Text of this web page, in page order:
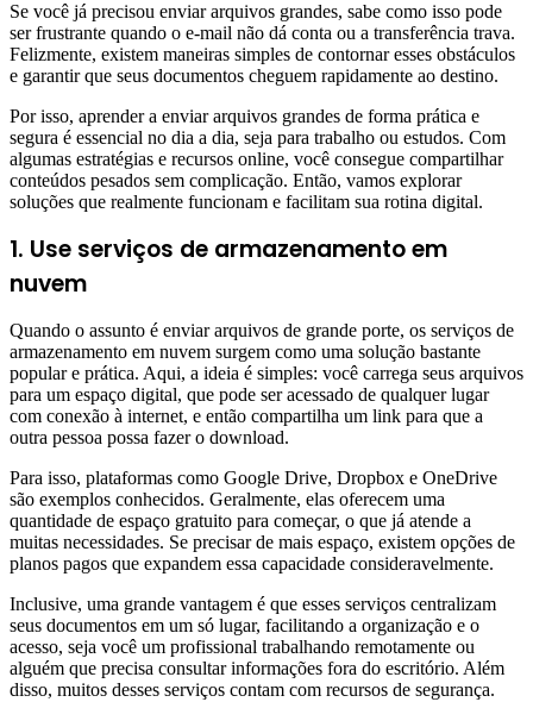
Se você já precisou enviar arquivos grandes, sabe como isso pode
ser frustrante quando o e-mail não dá conta ou a transferência trava.
Felizmente, existem maneiras simples de contornar esses obstáculos
e garantir que seus documentos cheguem rapidamente ao destino.
Por isso, aprender a enviar arquivos grandes de forma prática e
segura é essencial no dia a dia, seja para trabalho ou estudos. Com
algumas estratégias e recursos online, você consegue compartilhar
conteúdos pesados sem complicação. Então, vamos explorar
soluções que realmente funcionam e facilitam sua rotina digital.
1. Use serviços de armazenamento em
nuvem
Quando o assunto é enviar arquivos de grande porte, os serviços de
armazenamento em nuvem surgem como uma solução bastante
popular e prática. Aqui, a ideia é simples: você carrega seus arquivos
para um espaço digital, que pode ser acessado de qualquer lugar
com conexão à internet, e então compartilha um link para que a
outra pessoa possa fazer o download.
Para isso, plataformas como Google Drive, Dropbox e OneDrive
são exemplos conhecidos. Geralmente, elas oferecem uma
quantidade de espaço gratuito para começar, o que já atende a
muitas necessidades. Se precisar de mais espaço, existem opções de
planos pagos que expandem essa capacidade consideravelmente.
Inclusive, uma grande vantagem é que esses serviços centralizam
seus documentos em um só lugar, facilitando a organização e o
acesso, seja você um profissional trabalhando remotamente ou
alguém que precisa consultar informações fora do escritório. Além
disso, muitos desses serviços contam com recursos de segurança.